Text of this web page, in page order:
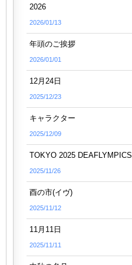
2026
2026/01/13
年頭のご挨拶
2026/01/01
12月24日
2025/12/23
キャラクター
2025/12/09
TOKYO 2025 DEAFLYMPICS
2025/11/26
酉の市(イヴ)
2025/11/12
11月11日
2025/11/11